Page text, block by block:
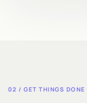
02 / GET THINGS DONE